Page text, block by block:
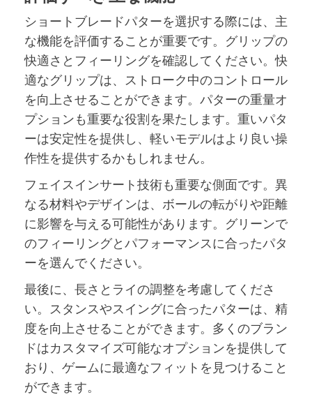
ショートブレードパターを選択する際には、主
な機能を評価することが重要です。グリップの
快適さとフィーリングを確認してください。快
適なグリップは、ストローク中のコントロール
を向上させることができます。パターの重量オ
プションも重要な役割を果たします。重いパタ
ーは安定性を提供し、軽いモデルはより良い操
作性を提供するかもしれません。
フェイスインサート技術も重要な側面です。異
なる材料やデザインは、ボールの転がりや距離
に影響を与える可能性があります。グリーンで
のフィーリングとパフォーマンスに合ったパタ
ーを選んでください。
最後に、長さとライの調整を考慮してくださ
い。スタンスやスイングに合ったパターは、精
度を向上させることができます。多くのブラン
ドはカスタマイズ可能なオプションを提供して
おり、ゲームに最適なフィットを見つけること
ができます。